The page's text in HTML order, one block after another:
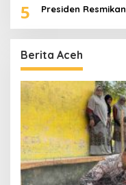
5 Presiden
Berita Aceh